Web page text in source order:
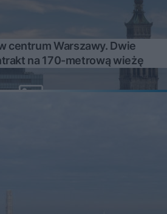
centrum Warszawy. Dwie
na 170-metrową wieżę